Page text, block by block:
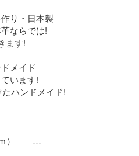
り・日本製
ならでは!
ます!
メイド
います!
ハンドメイド!
ｍ）